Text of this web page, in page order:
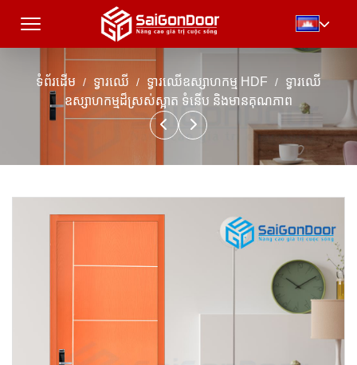
ទំព័រដើម ទ្វារឈើ ទ្វារឈើឧស្សាហកម្ម HDF
ទ្វារឈើ
ឧស្សាហកម្មដ៏ស្រស់ស្អាត ទំនើប និងមានគុណភាព